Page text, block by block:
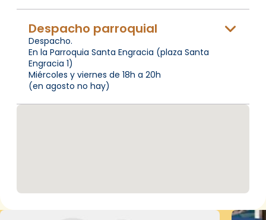
Despacho parroquial
Despacho.
En la Parroquia Santa Engracia (plaza Santa
Engracia 1)
Miércoles y viernes de 18h a 20h
(en agosto no hay)